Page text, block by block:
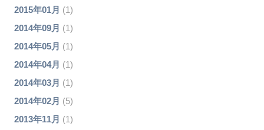
2015年01月 (1)
2014年09月 (1)
2014年05月 (1)
2014年04月 (1)
2014年03月 (1)
2014年02月 (5)
2013年11月 (1)